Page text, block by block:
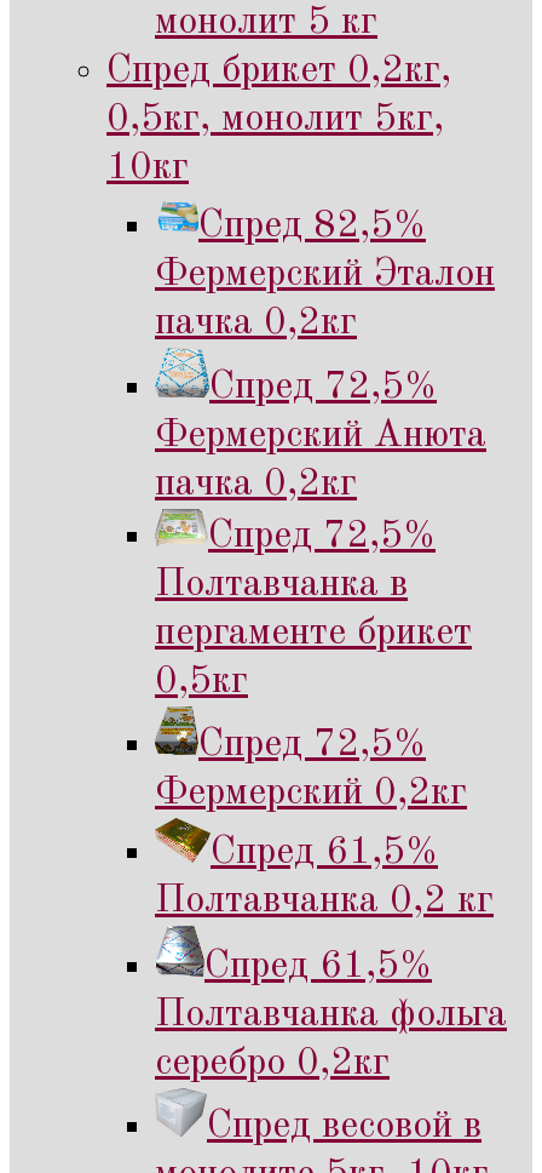
монолит 5 кг
Спред брикет 0,2кг,
0,5кг, монолит 5кг,
10кг
Спред 82,5%
Фермерский Эталон
пачка 0,2кг
Спред 72,5%
Фермерский Анюта
пачка 0,2кг
Спред 72,5%
Полтавчанка в
пергаменте брикет
0,5кг
Спред 72,5%
Фермерский 0,2кг
Спред 61,5%
Полтавчанка 0,2 кг
Спред 61,5%
Полтавчанка фольга
серебро 0,2кг
Спред весовой в